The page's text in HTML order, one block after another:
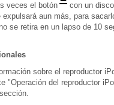
veces el botón
con un
aun más, para
se retira en un lapso de 10
sobre el reproductor
"Operación del reproductor